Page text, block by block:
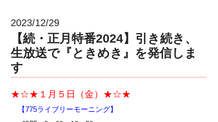
2023/12/29
【続・正月特番2024】引き続き、
生放送で『ときめき』を発信しま
す
★☆★ １月５日（金） ★☆★
【775ライブリーモーニング】